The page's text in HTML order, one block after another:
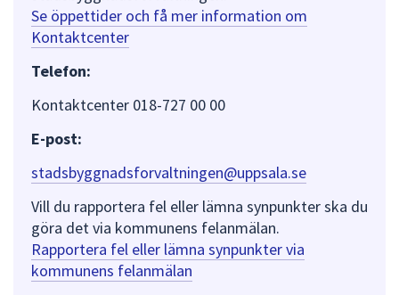
Se öppettider och få mer information om
Kontaktcenter
Telefon:
Kontaktcenter 018-727 00 00
E-post:
stadsbyggnadsforvaltningen@uppsala.se
Vill du rapportera fel eller lämna synpunkter ska du
göra det via kommunens felanmälan.
Rapportera fel eller lämna synpunkter via
kommunens felanmälan